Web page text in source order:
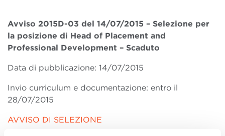
Avviso 2015D-03 del 14/07/2015 – Selezione per
la posizione di Head of Placement and
Professional Development – Scaduto
Data di pubblicazione: 14/07/2015
Invio curriculum e documentazione: entro il
28/07/2015
AVVISO DI SELEZIONE